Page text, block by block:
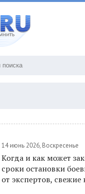
14 июнь 2026, Воскресенье
Когда и как может
сроки остановки
от экспертов, свежие